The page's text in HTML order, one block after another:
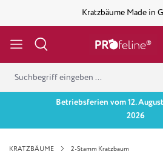
Kratzbäume Made in
Betriebsferien vom 12.
2026
KRATZBÄUME 2-Stamm Kratzbaum